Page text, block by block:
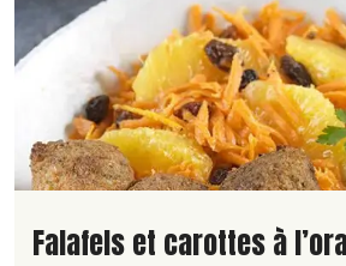
Lire la suite de la recette
Falafels et carottes à